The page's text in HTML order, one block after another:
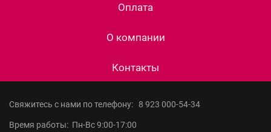
Оплата
О компании
Контакты
Свяжитесь с нами по телефону: 8 923 000-54-34
Время работы: Пн-Вс 9:00-17:00